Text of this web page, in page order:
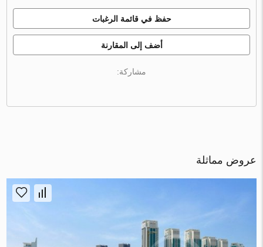
حفظ في قائمة الرغبات
أضف إلى المقارنة
مشاركة:
عروض مماثلة